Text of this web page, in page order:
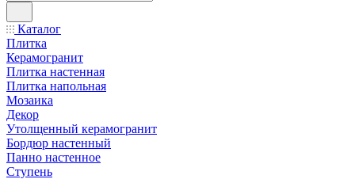
Каталог
Плитка
Керамогранит
Плитка настенная
Плитка напольная
Мозаика
Декор
Утолщенный керамогранит
Бордюр настенный
Панно настенное
Ступень